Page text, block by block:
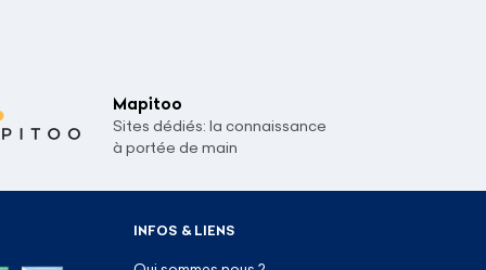
Mapitoo
Sites dédiés: la connaissance
à portée de main
INFOS & LIENS